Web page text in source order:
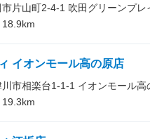
市片山町2-4-1 吹田グリーンプレ
18.9km
イオンモール高の原店
市相楽台1-1-1 イオンモール高
19.3km